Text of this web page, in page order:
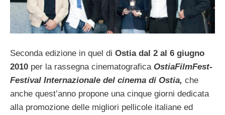
Seconda edizione in quel di Ostia dal 2 al 6 giugno
2010 per la rassegna cinematografica OstiaFilmFest-
Festival Internazionale del cinema di Ostia, che
anche quest’anno propone una cinque giorni dedicata
alla promozione delle migliori pellicole italiane ed